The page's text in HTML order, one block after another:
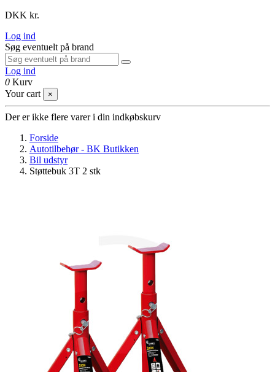
DKK kr.
Log ind
Søg eventuelt på brand
Log ind
0 Kurv
Your cart
×
Der er ikke flere varer i din indkøbskurv
Forside
Autotilbehør - BK Butikken
Bil udstyr
Støttebuk 3T 2 stk